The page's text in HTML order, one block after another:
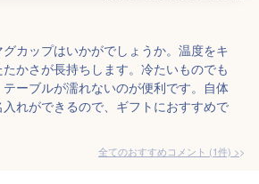
カップはいかがでしょうか。温度をキ
かさが長持ちします。冷たいものでも
ーブルが濡れないのが便利です。自体
れができるので、ギフトにおすすめで
全てのおすすめコメント (1件) >